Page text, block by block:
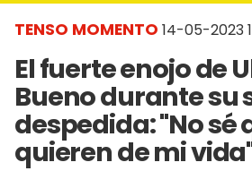
TENSO MOMENTO 14-05-2023
El fuerte enojo de
Bueno durante su
despedida: "No sé
quieren de mi